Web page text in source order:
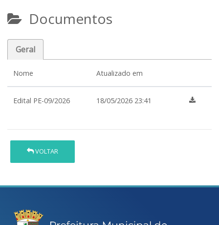
Documentos
Geral
Nome Atualizado em
Edital PE-09/2026 18/05/2026 23:41
VOLTAR